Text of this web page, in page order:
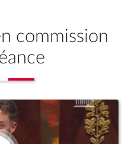
commission